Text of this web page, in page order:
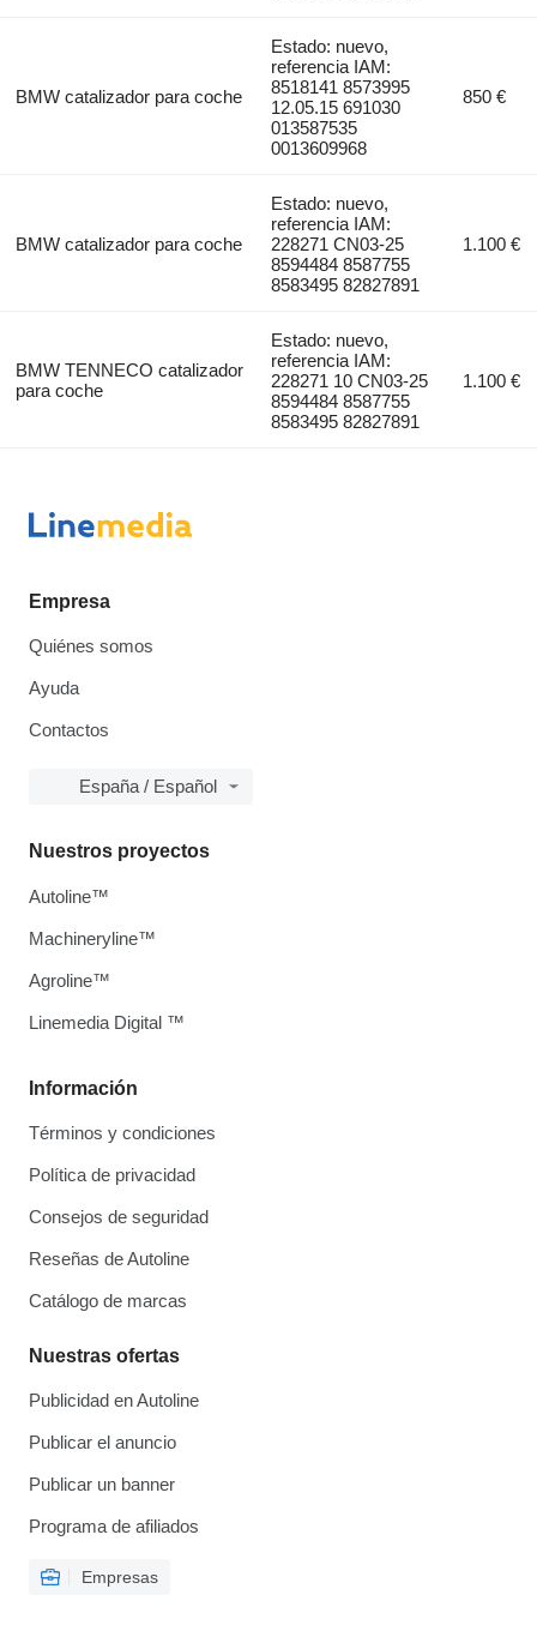
BMW catalizador para coche
Estado: nuevo,
referencia IAM:
8518141 8573995
12.05.15 691030
013587535
0013609968
850 €
BMW catalizador para coche
Estado: nuevo,
referencia IAM:
228271 CN03-25
8594484 8587755
8583495 82827891
1.100 €
BMW TENNECO catalizador
para coche
Estado: nuevo,
referencia IAM:
228271 10 CN03-25
8594484 8587755
8583495 82827891
1.100 €
Empresa
Quiénes somos
Ayuda
Contactos
España / Español
Información
Términos y condiciones
Política de privacidad
Consejos de seguridad
Reseñas de Autoline
Catálogo de marcas
Nuestras ofertas
Publicidad en Autoline
Publicar el anuncio
Publicar un banner
Programa de afiliados
Empresas
Nuestros proyectos
Autoline™
Machineryline™
Agroline™
Linemedia Digital ™